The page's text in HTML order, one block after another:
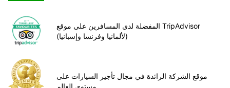
المفضلة لدى المسافرين على موقع TripAdvisor
(لألمانيا وفرنسا وإسبانيا)
موقع الشركة الرائدة في مجال تأجير السيارات على